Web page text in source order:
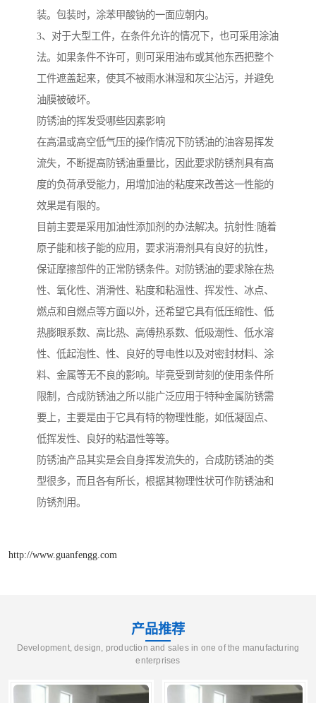
装。包装时，涂苯甲酸钠的一面应朝内。
3、对于大型工件，在条件允许的情况下，也可采用涂油
法。如果条件不许可，则可采用油布或其他东西把整个
工件遮盖起来，使其不被雨水淋湿和灰尘沾污，并避免
油膜被破坏。
防锈油的挥发受哪些因素影响
在高温或高空低气压的操作情况下防锈油的油容易挥发
流失，不断提高防锈油重量比，因此要求防锈剂具有高
度的负荷承受能力，用增加油的粘度来改善这一性能的
效果是有限的。
目前主要是采用加油性添加剂的办法解决。抗射性:随着
原子能和核子能的应用，要求消滑剂具有良好的抗性，
保证摩擦部件的正常防锈条件。对防锈油的要求除在热
性、氧化性、消滑性、粘度和粘温性、挥发性、冰点、
燃点和自燃点等方面以外，还希望它具有低压缩性、低
热膨眼系数、高比热、高傅热系数、低吸潮性、低水溶
性、低起泡性、性、良好的导电性以及对密封材料、涂
料、金属等无不良的影响。毕竟受到苛刻的使用条件所
限制，合成防锈油之所以能广泛应用于特种金属防锈需
要上，主要是由于它具有特的物理性能，如低凝固点、
低挥发性、良好的粘温性等等。
防锈油产品其实是会自身挥发流失的，合成防锈油的类
型很多，而且各有所长，根据其物理性状可作防锈油和
防锈剂用。
http://www.guanfengg.com
产品推荐
Development, design, production and sales in one of the manufacturing
enterprises